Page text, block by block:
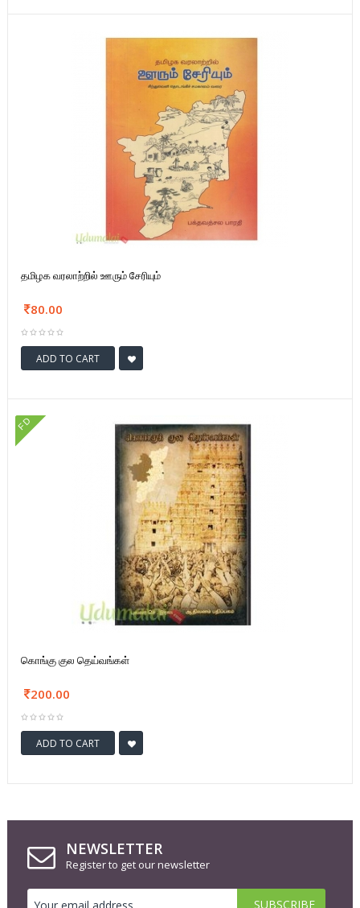
தமிழக வரலாற்றில் ஊரும் சேரியும்
80.00
ADD TO CART
FD
கொங்கு குல தெய்வங்கள்
200.00
ADD TO CART
NEWSLETTER
Register to get our newsletter